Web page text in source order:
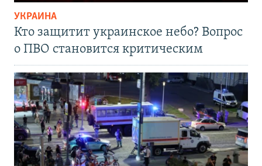
УКРАИНА
Кто защитит украинское небо? Вопрос
о ПВО становится критическим